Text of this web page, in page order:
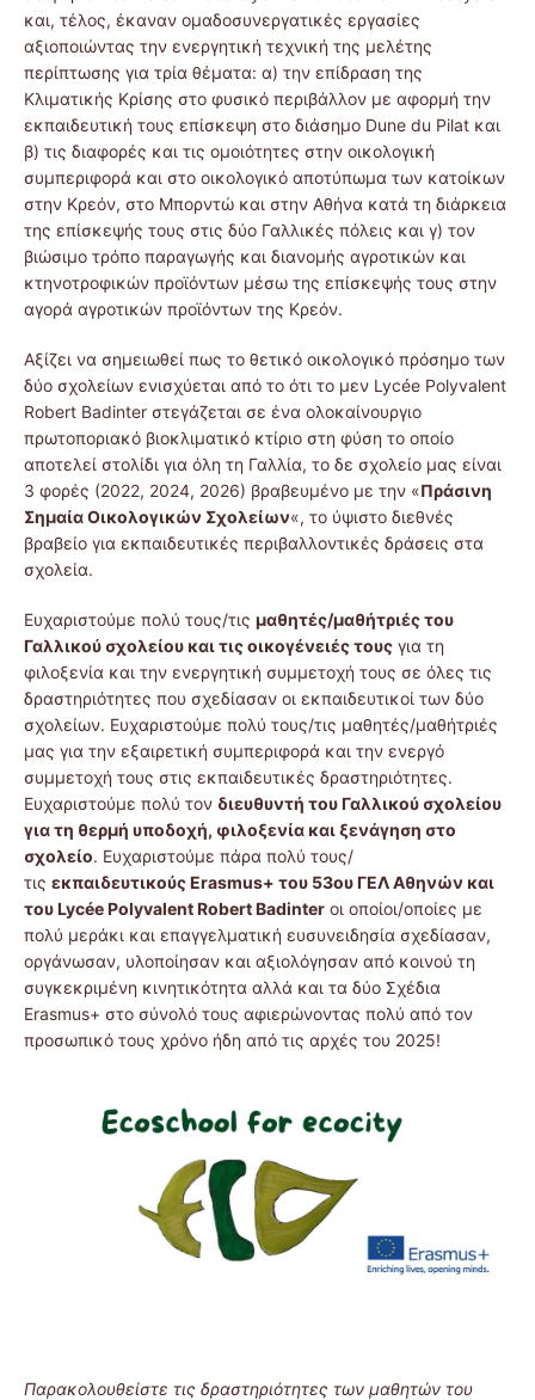
και, τέλος, έκαναν ομαδοσυνεργατικές εργασίες
αξιοποιώντας την ενεργητική τεχνική της μελέτης
περίπτωσης για τρία θέματα: α) την επίδραση της
Κλιματικής Κρίσης στο φυσικό περιβάλλον με αφορμή την
εκπαιδευτική τους επίσκεψη στο διάσημο Dune du Pilat και
β) τις διαφορές και τις ομοιότητες στην οικολογική
συμπεριφορά και στο οικολογικό αποτύπωμα των κατοίκων
στην Κρεόν, στο Μπορντώ και στην Αθήνα κατά τη διάρκεια
της επίσκεψής τους στις δύο Γαλλικές πόλεις και γ) τον
βιώσιμο τρόπο παραγωγής και διανομής αγροτικών και
κτηνοτροφικών προϊόντων μέσω της επίσκεψής τους στην
αγορά αγροτικών προϊόντων της Κρεόν.
Αξίζει να σημειωθεί πως το θετικό οικολογικό πρόσημο των
δύο σχολείων ενισχύεται από το ότι το μεν Lycée Polyvalent
Robert Badinter στεγάζεται σε ένα ολοκαίνουργιο
πρωτοποριακό βιοκλιματικό κτίριο στη φύση το οποίο
αποτελεί στολίδι για όλη τη Γαλλία, το δε σχολείο μας είναι
3 φορές (2022, 2024, 2026) βραβευμένο με την «Πράσινη
Σημαία Οικολογικών Σχολείων«, το ύψιστο διεθνές
βραβείο για εκπαιδευτικές περιβαλλοντικές δράσεις στα
σχολεία.
Ευχαριστούμε πολύ τους/τις μαθητές/μαθήτριές του
Γαλλικού σχολείου και τις οικογένειές τους για τη
φιλοξενία και την ενεργητική συμμετοχή τους σε όλες τις
δραστηριότητες που σχεδίασαν οι εκπαιδευτικοί των δύο
σχολείων. Ευχαριστούμε πολύ τους/τις μαθητές/μαθήτριές
μας για την εξαιρετική συμπεριφορά και την ενεργό
συμμετοχή τους στις εκπαιδευτικές δραστηριότητες.
Ευχαριστούμε πολύ τον διευθυντή του Γαλλικού σχολείου
για τη θερμή υποδοχή, φιλοξενία και ξενάγηση στο
σχολείο. Ευχαριστούμε πάρα πολύ τους/
τις εκπαιδευτικούς Erasmus+ του 53ου ΓΕΛ Αθηνών και
του Lycée Polyvalent Robert Badinter οι οποίοι/οποίες με
πολύ μεράκι και επαγγελματική ευσυνειδησία σχεδίασαν,
οργάνωσαν, υλοποίησαν και αξιολόγησαν από κοινού τη
συγκεκριμένη κινητικότητα αλλά και τα δύο Σχέδια
Erasmus+ στο σύνολό τους αφιερώνοντας πολύ από τον
προσωπικό τους χρόνο ήδη από τις αρχές του 2025!
Παρακολουθείστε τις δραστηριότητες των μαθητών του